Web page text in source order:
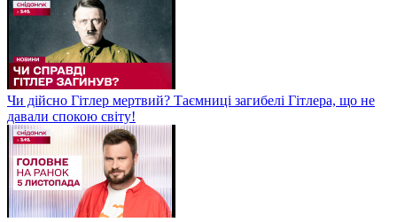
Чи дійсно Гітлер мертвий? Таємниці загибелі Гітлера, що не
давали спокою світу!